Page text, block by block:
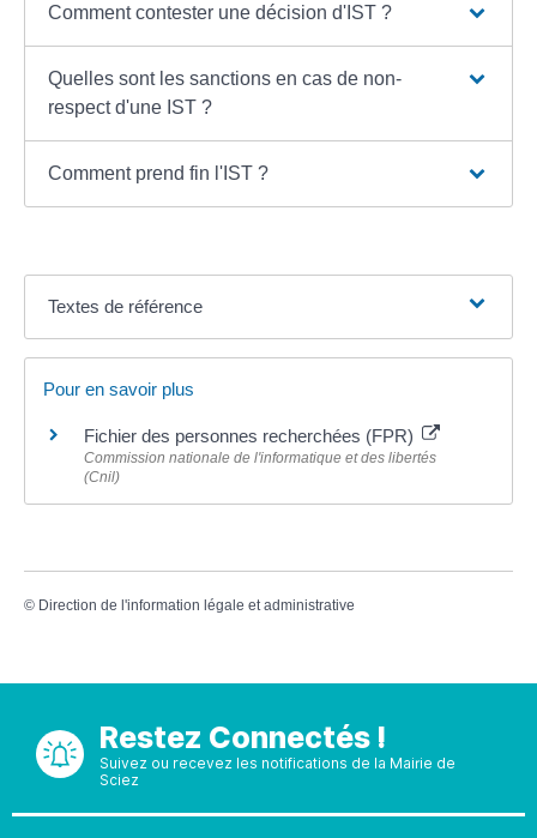
Comment contester une décision d'IST ?
Quelles sont les sanctions en cas de non-
respect d'une IST ?
Comment prend fin l'IST ?
Textes de référence
Pour en savoir plus
Fichier des personnes recherchées (FPR)
Commission nationale de l'informatique et des libertés
(Cnil)
© Direction de l'information légale et administrative
Restez Connectés !
Suivez ou recevez les notifications de la Mairie de
Sciez